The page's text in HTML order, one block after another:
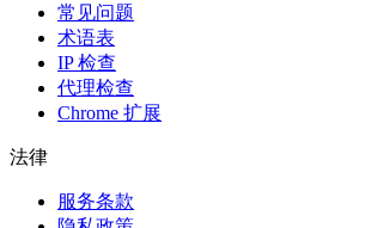
常见问题
术语表
IP 检查
代理检查
Chrome 扩展
法律
服务条款